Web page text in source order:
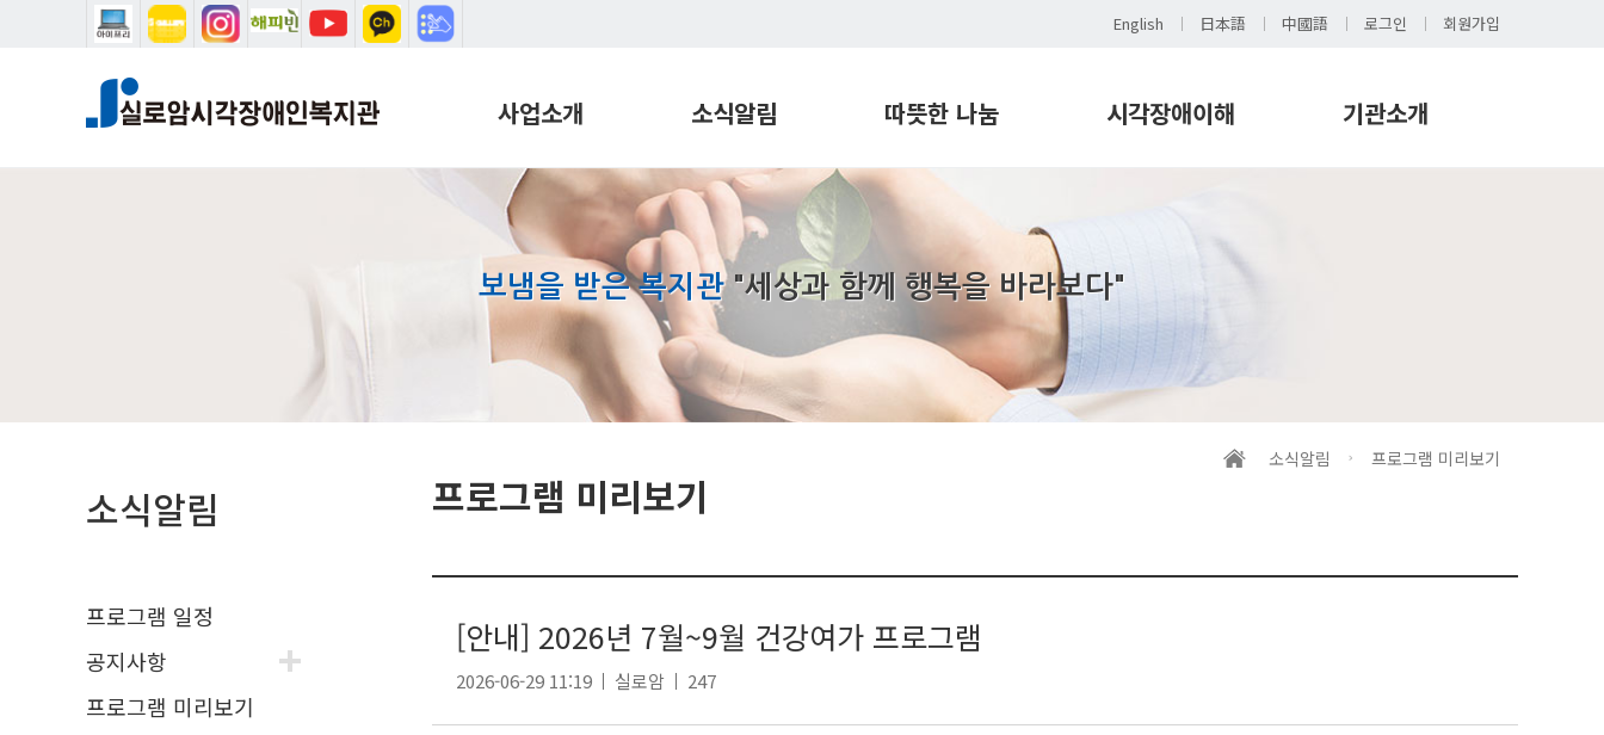
본문 바로가기
메인메뉴 바로가기 English 日本語 中國語 로그인 회원가입
사업소개
복지관
학습지원센터
음악재활센터
설리번학습지원센터
학습지원센터
국제장애인지원센터
소식알림
프로그램 일정
공지사항
프로그램 미리보기
실로암 뉴스 S-tand
실로암 S-tory
실로암 Page
기관견학
실로암 밥상
따뜻한 나눔
따뜻한 후원
따뜻한 봉사
장애친화공간
희망파트너
시각장애이해
시각장애 이해교육
발간도서
촉각도서
보조기기(하드웨어)
보조기기(소프트웨어)
생활용구
기관소개
채용공고
보냄을 받은 복지관"세상과 함께 행복을 바라보다"
소식알림
프로그램 일정
공지사항
프로그램 미리보기
소식알림 프로그램 미리보기
프로그램 미리보기
[안내] 2026년 7월~9월 건강여가 프로그램
2026-06-29 11:19 실로암 247